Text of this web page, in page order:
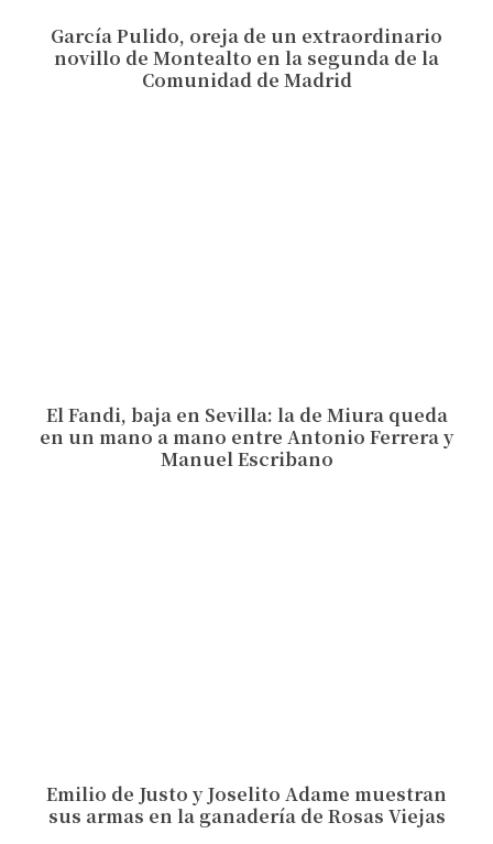
García Pulido, oreja de un extraordinario
novillo de Montealto en la segunda de la
Comunidad de Madrid
El Fandi, baja en Sevilla: la de Miura queda
en un mano a mano entre Antonio Ferrera y
Manuel Escribano
Emilio de Justo y Joselito Adame muestran
sus armas en la ganadería de Rosas Viejas